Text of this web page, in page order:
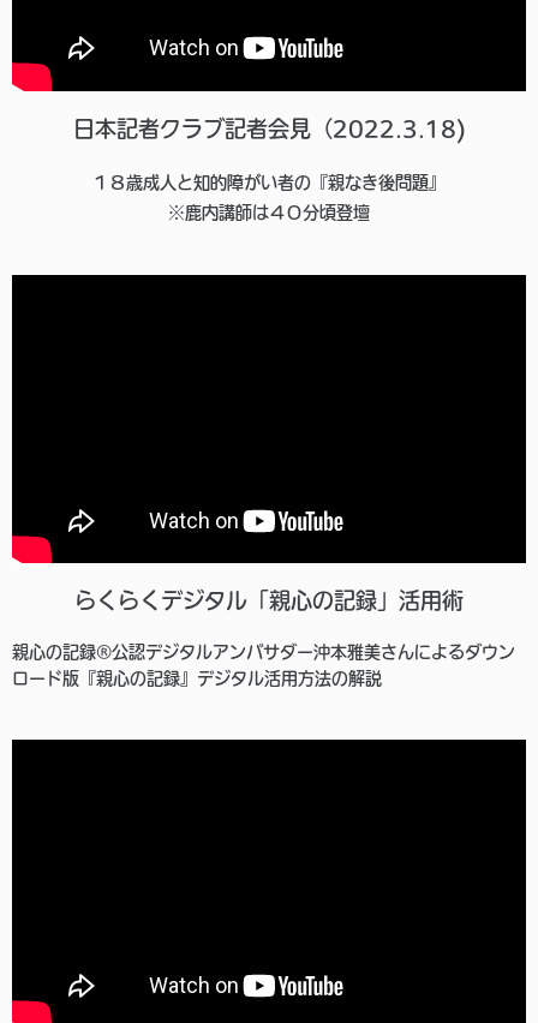
日本記者クラブ記者会見（2022.3.18)
１８歳成人と知的障がい者の『親なき後問題』
※鹿内講師は４０分頃登壇
らくらくデジタル「親心の記録」活用術
親心の記録®︎公認デジタルアンバサダー沖本雅美さんによるダウン
ロード版『親心の記録』デジタル活用方法の解説